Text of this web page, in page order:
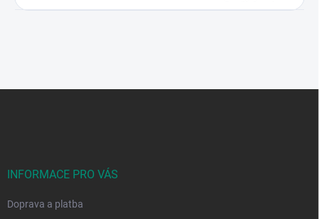
INFORMACE PRO VÁS
Doprava a platba